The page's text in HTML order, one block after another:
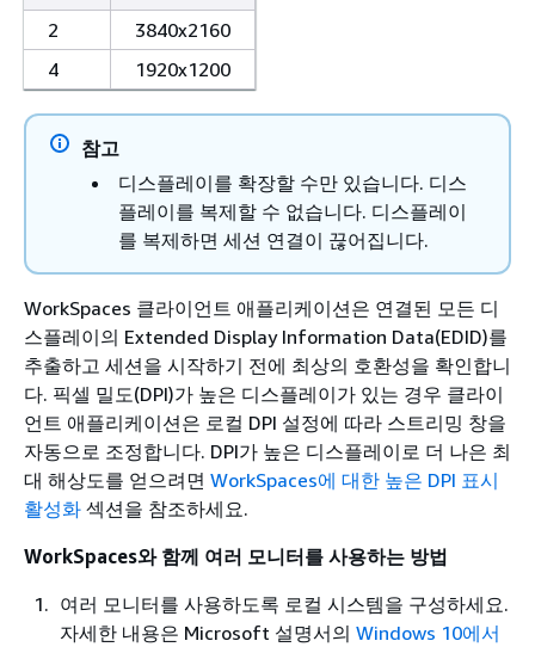
2
3840x2160
4
1920x1200
참고
디스플레이를 확장할 수만 있습니다. 디스
플레이를 복제할 수 없습니다. 디스플레이
를 복제하면 세션 연결이 끊어집니다.
WorkSpaces 클라이언트 애플리케이션은 연결된 모든 디
스플레이의 Extended Display Information Data(EDID)를
추출하고 세션을 시작하기 전에 최상의 호환성을 확인합니
다. 픽셀 밀도(DPI)가 높은 디스플레이가 있는 경우 클라이
언트 애플리케이션은 로컬 DPI 설정에 따라 스트리밍 창을
자동으로 조정합니다. DPI가 높은 디스플레이로 더 나은 최
대 해상도를 얻으려면 WorkSpaces에 대한 높은 DPI 표시
활성화 섹션을 참조하세요.
WorkSpaces와 함께 여러 모니터를 사용하는 방법
여러 모니터를 사용하도록 로컬 시스템을 구성하세요.
자세한 내용은 Microsoft 설명서의 Windows 10에서